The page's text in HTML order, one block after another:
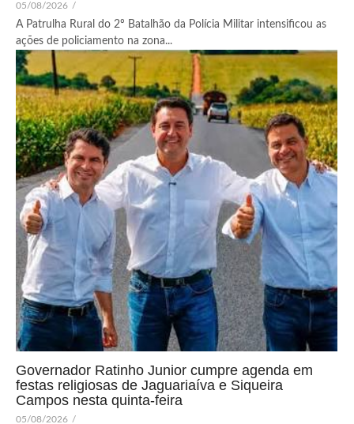
05/08/2026 /
A Patrulha Rural do 2º Batalhão da Polícia Militar intensificou as
ações de policiamento na zona...
Governador Ratinho Junior cumpre agenda em
festas religiosas de Jaguariaíva e Siqueira
Campos nesta quinta-feira
05/08/2026 /